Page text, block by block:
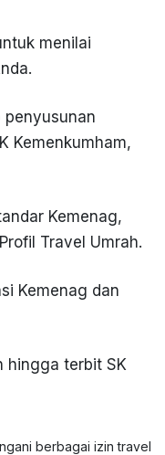
menilai
penyusunan
Kemenkumham,
Kemenag,
Travel Umrah.
Kemenag dan
hingga terbit SK
berbagai izin travel